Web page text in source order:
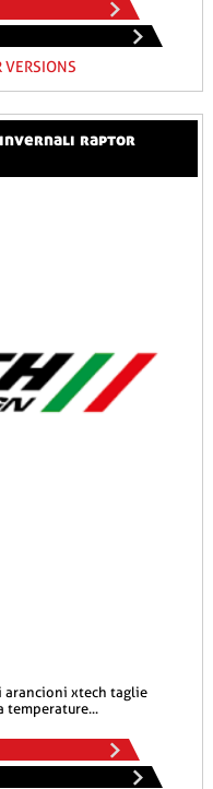
VERSIONS
temperature...